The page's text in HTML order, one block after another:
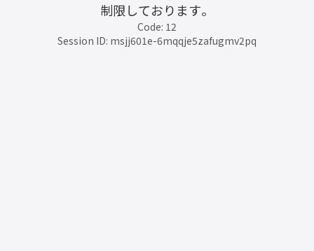
制限しております。
Code: 12
Session ID: msjj601e-6mqqje5zafugmv2pq